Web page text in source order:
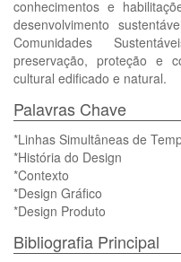
conhecimentos e
desenvolvimento
Comunidades
preservação, proteção e
cultural edificado e natural.
Palavras Chave
*Linhas Simultâneas de
*História do Design
*Contexto
*Design Gráfico
*Design Produto
Bibliografia Principal